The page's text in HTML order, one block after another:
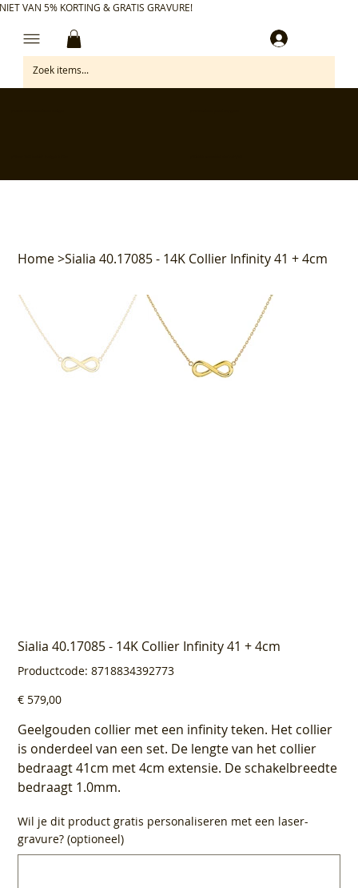
VAN 5% KORTING & GRATIS GRAVURE!
Home>Sialia 40.17085 - 14K Collier Infinity 41 + 4cm
Sialia 40.17085 - 14K Collier Infinity 41 + 4cm
Productcode: Productcode
8718834392773
8718834392773
Prijs
€ 579,00
Geelgouden collier met een infinity teken. Het collier
is onderdeel van een set. De lengte van het collier
bedraagt 41cm met 4cm extensie. De schakelbreedte
bedraagt 1.0mm.
Wil je dit product gratis personaliseren met een laser-
gravure? (optioneel)